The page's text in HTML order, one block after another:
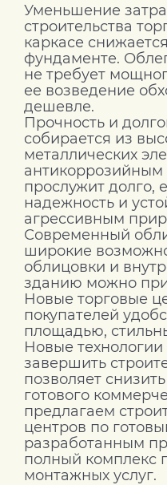
Уменьшение
строительства
каркасе
фундаменте.
не требует
ее возведение
дешевле.
Прочность и
собирается из
металлических
прослужит долго,
надежность и
агрессивным
Современный
широкие
облицовки и
зданию можно
Новые торговые
покупателей
площадью,
Новые
завершить
позволяет
готового
предлагаем
центров по
разработанным
полный комплекс
монтажных услуг.